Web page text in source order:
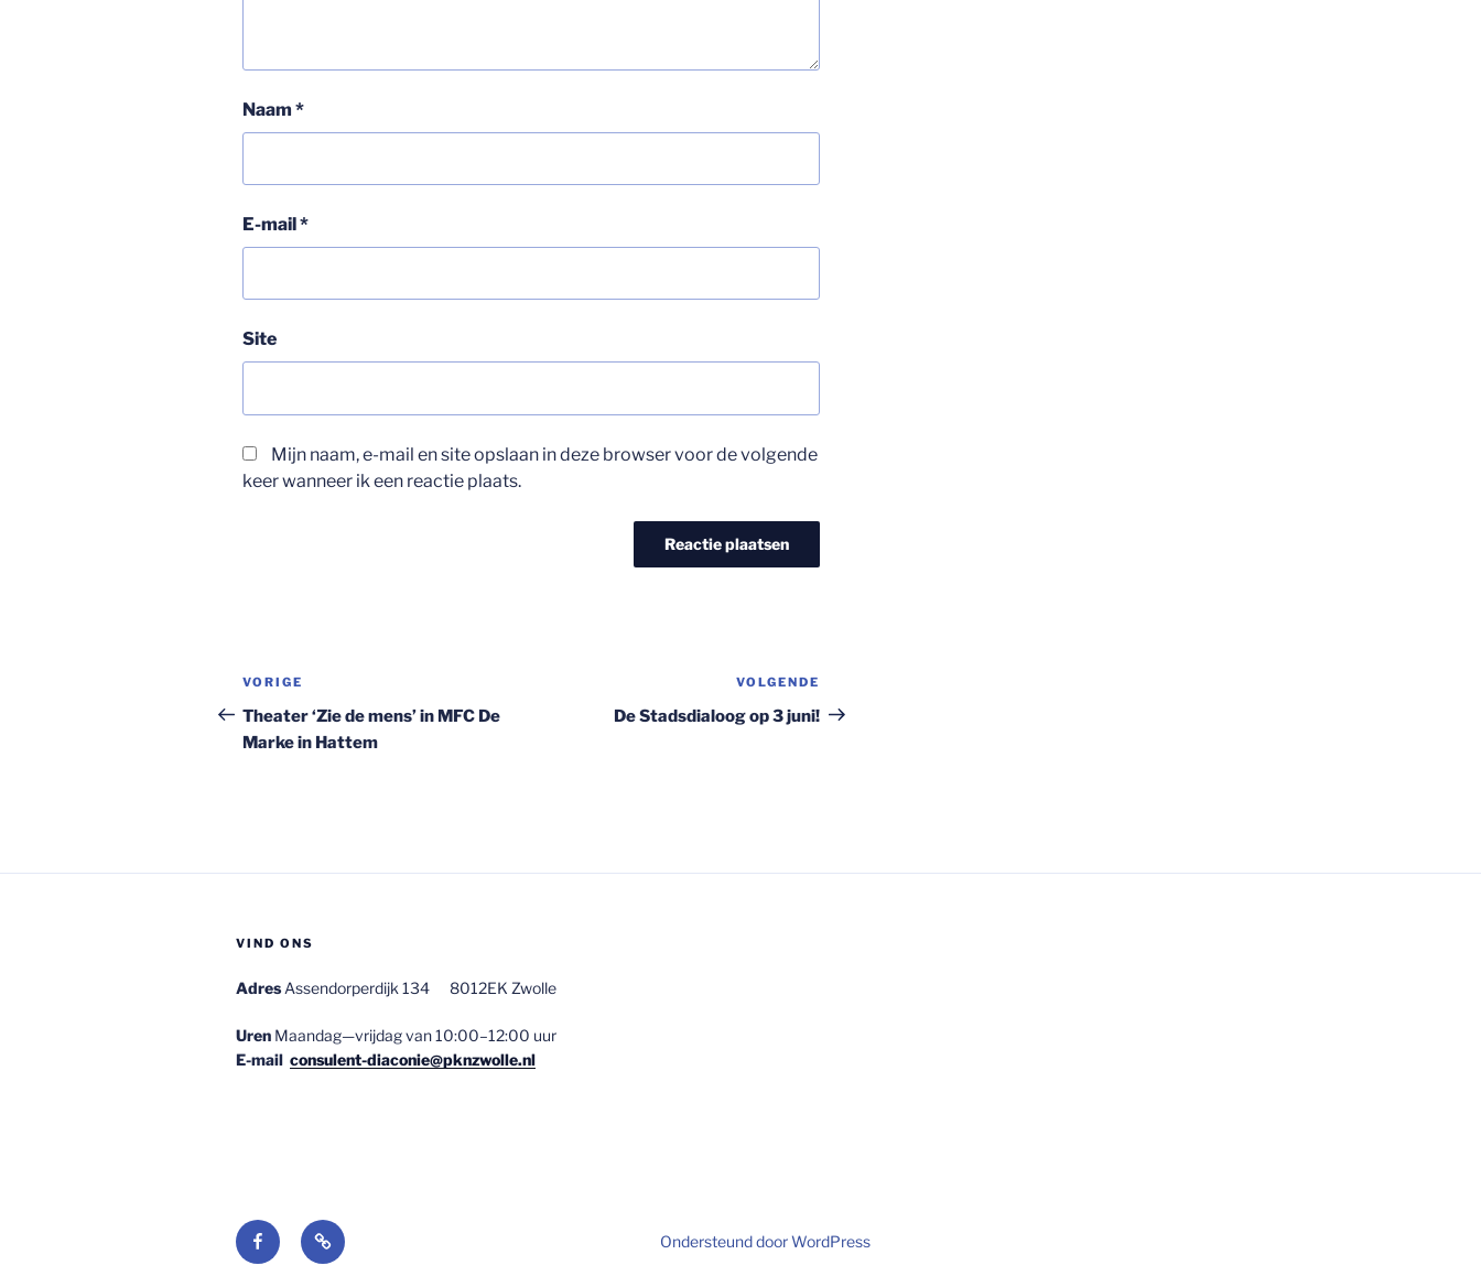
Naam *
E-mail*
Site
Mijn naam, e-mail en site opslaan in deze browser voor de volgende
keer wanneer ik een reactie plaats.
Bericht
navigatie
Vorig
bericht
VORIGE
Theater ‘Zie de mens’ in MFC De
Marke in Hattem
bericht
VOLGENDE
De Stadsdialoog op 3 juni!
VIND ONS
AdresAssendorperdijk 134 8012EK Zwolle
Uren Maandag—vrijdag van 10:00–12:00 uur
E-mail consulent-diaconie@pknzwolle.nl
Facebook
E-
mail:
Ondersteund door WordPress